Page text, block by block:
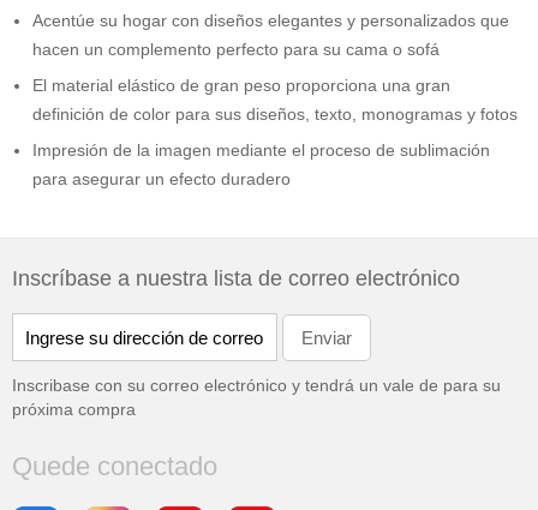
Acentúe su hogar con diseños elegantes y personalizados que
hacen un complemento perfecto para su cama o sofá
El material elástico de gran peso proporciona una gran
definición de color para sus diseños, texto, monogramas y fotos
Impresión de la imagen mediante el proceso de sublimación
para asegurar un efecto duradero
Inscríbase a nuestra lista de correo electrónico
Inscribase con su correo electrónico y tendrá un vale de para su
próxima compra
Quede conectado